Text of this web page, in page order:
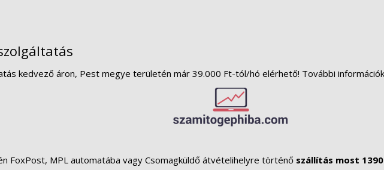
kedvező áron, Pest megye területén már 39.000 Ft-tól/hó elérhető! További
FoxPost, MPL automatába vagy Csomagküldő átvételihelyre történő szállítás most